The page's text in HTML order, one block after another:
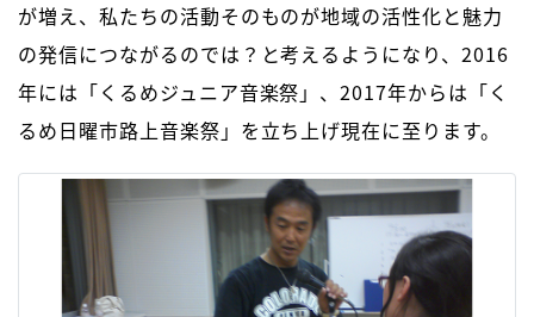
が増え、私たちの活動そのものが地域の活性化と魅力
の発信につながるのでは？と考えるようになり、2016
年には「くるめジュニア音楽祭」、2017年からは「く
るめ日曜市路上音楽祭」を立ち上げ現在に至ります。